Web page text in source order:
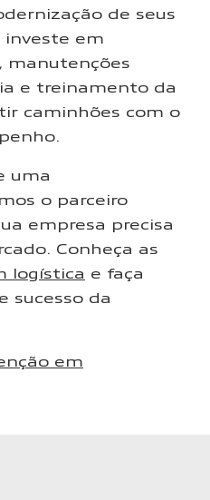
de seus
investe em
manutenções
e treinamento da
caminhões com o
uma
o parceiro
empresa precisa
Conheça as
logística e faça
sucesso da
em